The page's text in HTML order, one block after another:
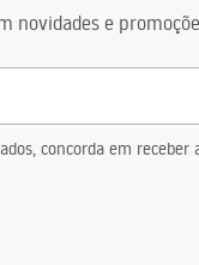
novidades e
concorda em